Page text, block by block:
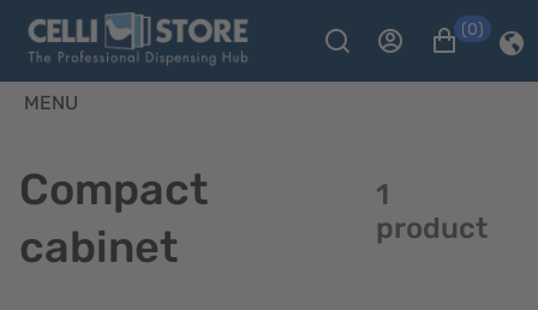
(0)
MENU
Compact
cabinet
1
product